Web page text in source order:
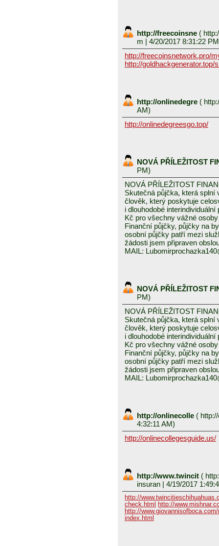
http://freecoinsne (
m | 4/20/2017 8:31:22
http://freecoinsnetwork.pro/
http://
http://onlinedegre (
AM)
http://onlinedegreesgo.top/
NOVÁ PŘÍLEŽITOST
PM)
NOVÁ PŘÍLEŽITOST
Skutečná půjčka, která
člověk, který poskytuje
i dlouhodobé
Kč pro všechny vážné
Finanční půjčky, půjčky na
osobní půjčky patří mezi
žádosti jsem připraven
MAIL:
NOVÁ PŘÍLEŽITOST
PM)
NOVÁ PŘÍLEŽITOST
Skutečná půjčka, která
člověk, který poskytuje
i dlouhodobé
Kč pro všechny vážné
Finanční půjčky, půjčky na
osobní půjčky patří mezi
žádosti jsem připraven
MAIL:
http://onlinecolle (
4:32:11 AM)
http://onlinecollegesguide.us/
http://www.twincit (
insuran | 4/19/2017
http://
check.html
http://
http://
index.html